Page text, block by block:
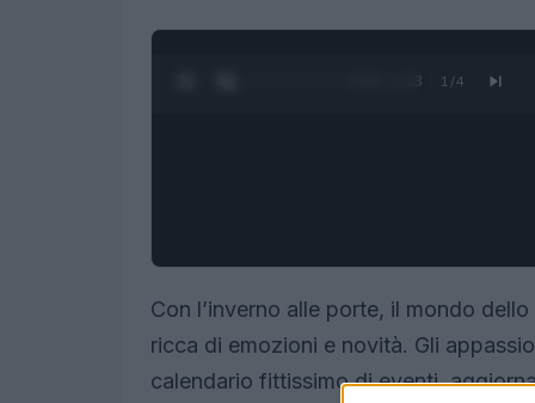
0:27 / 1:23 1 /4
Con l’inverno alle porte, il mondo dello
ricca di emozioni e novità. Gli
calendario fittissimo di eventi,